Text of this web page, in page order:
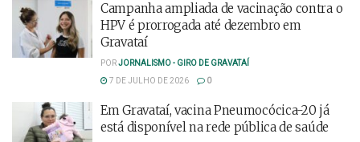
Campanha ampliada de vacinação contra o
HPV é prorrogada até dezembro em
Gravataí
PORJORNALISMO - GIRO DE GRAVATAÍ
7 DE JULHO DE 2026
0
Em Gravataí, vacina Pneumocócica-20 já
está disponível na rede pública de saúde